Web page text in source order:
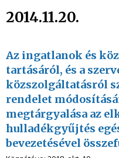
2014.11.20.
Az ingatlanok és
tartásáról, és a
közszolgáltatásról
rendelet
megtárgyalása az
hulladékgyűjtés
bevezetésével